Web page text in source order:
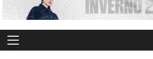
Primary